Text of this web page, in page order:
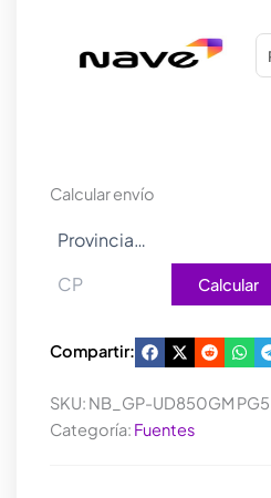
Calcular envío
Calcular
Compartir:
SKU: NB_GP-UD850GM PG5
Categoría: Fuentes